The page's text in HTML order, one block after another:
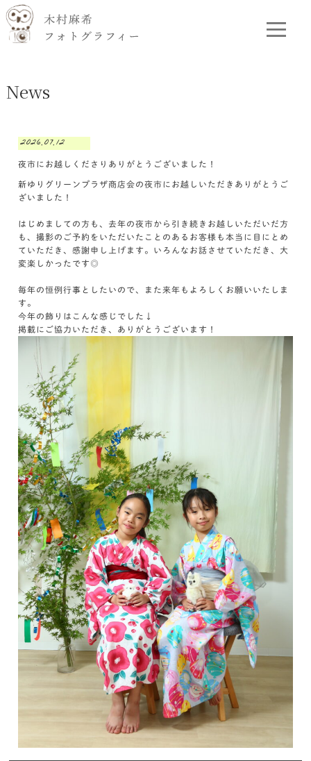
News
2026.07.12
夜市にお越しくださりありがとうございました！
新ゆりグリーンプラザ商店会の夜市にお越しいただきありがとうご
ざいました！
はじめましての方も、去年の夜市から引き続きお越しいただいだ方
も、撮影のご予約をいただいたことのあるお客様も本当に目にとめ
ていただき、感謝申し上げます。いろんなお話させていただき、大
変楽しかったです◎
毎年の恒例行事としたいので、また来年もよろしくお願いいたしま
す。
今年の飾りはこんな感じでした↓
掲載にご協力いただき、ありがとうございます！